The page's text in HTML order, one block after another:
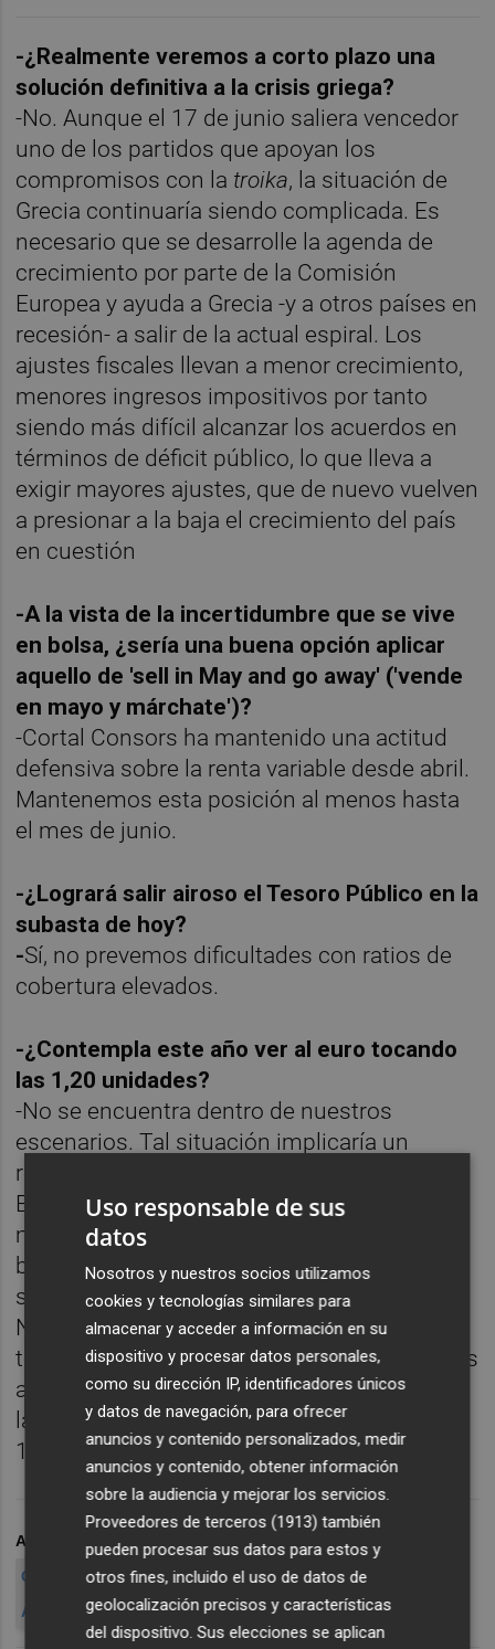
-¿Realmente veremos a corto plazo una
solución definitiva a la crisis griega?
-No. Aunque el 17 de junio saliera vencedor
uno de los partidos que apoyan los
compromisos con la troika, la situación de
Grecia continuaría siendo complicada. Es
necesario que se desarrolle la agenda de
crecimiento por parte de la Comisión
Europea y ayuda a Grecia -y a otros países en
recesión- a salir de la actual espiral. Los
ajustes fiscales llevan a menor crecimiento,
menores ingresos impositivos por tanto
siendo más difícil alcanzar los acuerdos en
términos de déficit público, lo que lleva a
exigir mayores ajustes, que de nuevo vuelven
a presionar a la baja el crecimiento del país
en cuestión
-A la vista de la incertidumbre que se vive
en bolsa, ¿sería una buena opción aplicar
aquello de 'sell in May and go away' ('vende
en mayo y márchate')?
-Cortal Consors ha mantenido una actitud
defensiva sobre la renta variable desde abril.
Mantenemos esta posición al menos hasta
el mes de junio.
-¿Logrará salir airoso el Tesoro Público en la
subasta de hoy?
-Sí, no prevemos dificultades con ratios de
cobertura elevados.
-¿Contempla este año ver al euro tocando
las 1,20 unidades?
-No se encuentra dentro de nuestros
escenarios. Tal situación implicaría un
repunte importante de las rentabilidades en
Estados Unidos, sin ser acompañadas por el
mismo comportamiento en la Eurozona. O
bien notables dudas sobre la Eurozona,
situación que tampoco contemplamos.
Nuestro intérvalo previsto se situaría en
torno a 1,25/1,30 unidades en los momentos
actuales, y una vez aclarado el panorama en
la Eurozona -finales de año-, en torno a
1,30/1.35 unidades.
ARCHIVADO EN ESTEFANÍA PONTE
CORTAL CONSORS
CRISIS GRIEGA
ELECCIONES GRIEGAS
ANALISTA BURSÁTIL
ANALISTA FINA
Uso responsable de sus
datos
Nosotros y nuestros socios utilizamos
cookies y tecnologías similares para
almacenar y acceder a información en su
dispositivo y procesar datos personales,
como su dirección IP, identificadores únicos
y datos de navegación, para ofrecer
anuncios y contenido personalizados, medir
anuncios y contenido, obtener información
sobre la audiencia y mejorar los servicios.
Proveedores de terceros (1913) también
pueden procesar sus datos para estos y
otros fines, incluido el uso de datos de
geolocalización precisos y características
del dispositivo. Sus elecciones se aplican